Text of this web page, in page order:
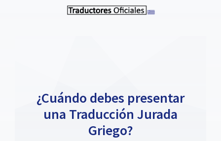
¿Cuándo debes presentar
una Traducción Jurada
Griego?